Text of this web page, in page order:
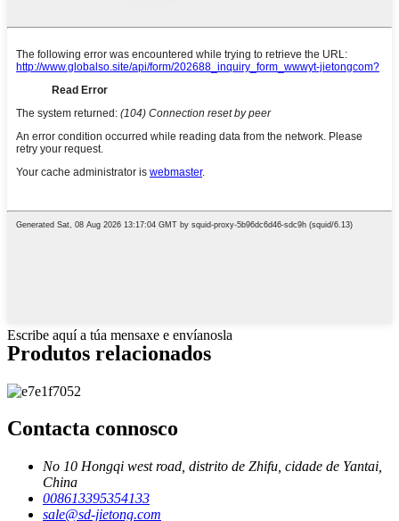
Escribe aquí a túa mensaxe e envíanosla
Produtos relacionados
Contacta connosco
No 10 Hongqi west road, distrito de Zhifu, cidade de Yantai,
China
008613395354133
sale@sd-jietong.com